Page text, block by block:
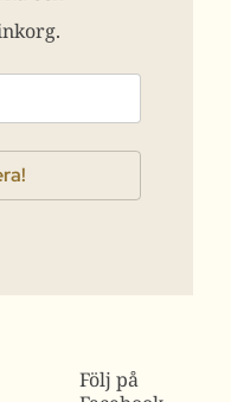
Följ på